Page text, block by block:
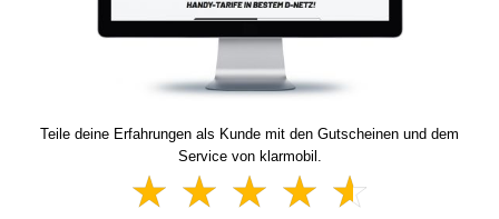
Teile deine Erfahrungen als Kunde mit den Gutscheinen und dem
Service von klarmobil.